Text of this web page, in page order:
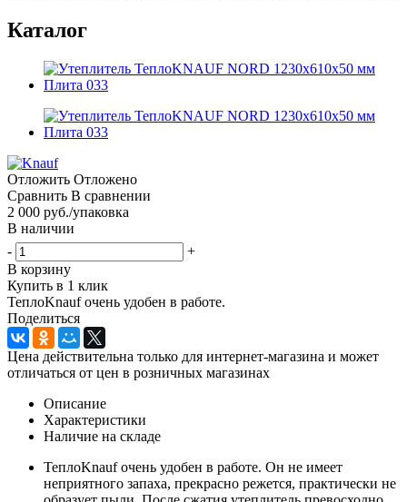
Каталог
Отложить Отложено
Сравнить В сравнении
2 000 руб./упаковка
В наличии
-
+
В корзину
Купить в 1 клик
ТеплоKnauf очень удобен в работе.
Поделиться
Цена действительна только для интернет-магазина и может
отличаться от цен в розничных магазинах
Описание
Характеристики
Наличие на складе
ТеплоKnauf очень удобен в работе. Он не имеет
неприятного запаха, прекрасно режется, практически не